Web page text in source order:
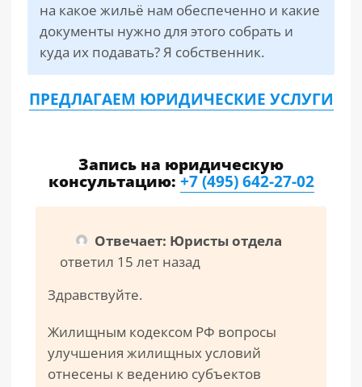
на какое жильё нам обеспеченно и какие
документы нужно для этого собрать и
куда их подавать? Я собственник.
ПРЕДЛАГАЕМ ЮРИДИЧЕСКИЕ УСЛУГИ
Запись на юридическую
консультацию:+7 (495) 642-27-02
Отвечает: Юристы отдела
ответил 15 лет назад
Здравствуйте.
Жилищным кодексом РФ вопросы
улучшения жилищных условий
отнесены к ведению субъектов